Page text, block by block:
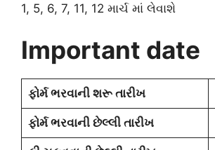
1, 5, 6, 7, 11, 12 માર્ચ માં લેવાશે
Important date
ફોર્મ ભરવાની શરૂ તારીખ
ફોર્મ ભરવાની છેલ્લી તારીખ